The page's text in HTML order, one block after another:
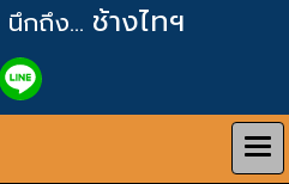
นึกถึง... ช้างไทฯ